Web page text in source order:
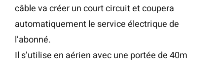
câble va créer un court circuit et coupera
automatiquement le service électrique de
l’abonné.
Il s’utilise en aérien avec une portée de 40m